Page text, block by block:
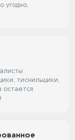
угодно,
тиснильщики,
остается